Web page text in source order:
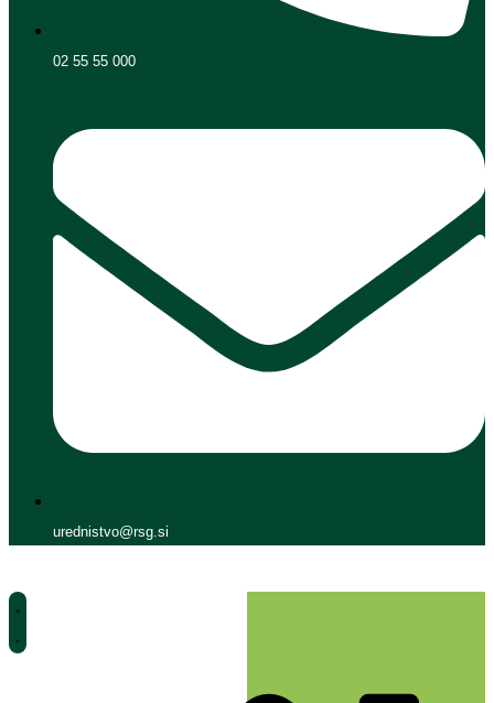
02 55 55 000
urednistvo@rsg.si